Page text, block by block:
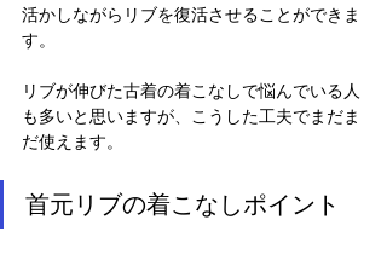
活かしながらリブを復活させることができま
す。
リブが伸びた古着の着こなしで悩んでいる人
も多いと思いますが、こうした工夫でまだま
だ使えます。
首元リブの着こなしポイント